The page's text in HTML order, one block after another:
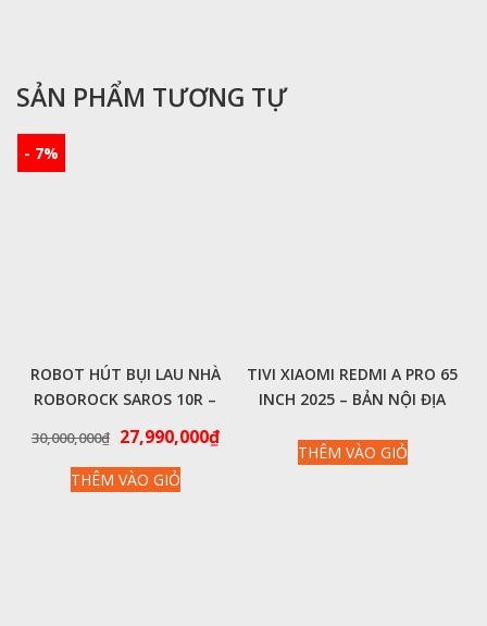
SẢN PHẨM TƯƠNG TỰ
- 7%
ROBOT HÚT BỤI LAU NHÀ
ROBOROCK SAROS 10R –
SẠCH VƯỢT TRỘI
30,000,000₫ Giá
là:
27,990,000₫Giá
THÊM VÀO GIỎ
TIVI XIAOMI REDMI A PRO 65
INCH 2025 – BẢN NỘI ĐỊA
THÊM VÀO GIỎ